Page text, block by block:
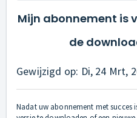
Mijn abonnement is
de
Gewijzigd op: Di, 24 Mrt,
Nadat uw abonnement met succes